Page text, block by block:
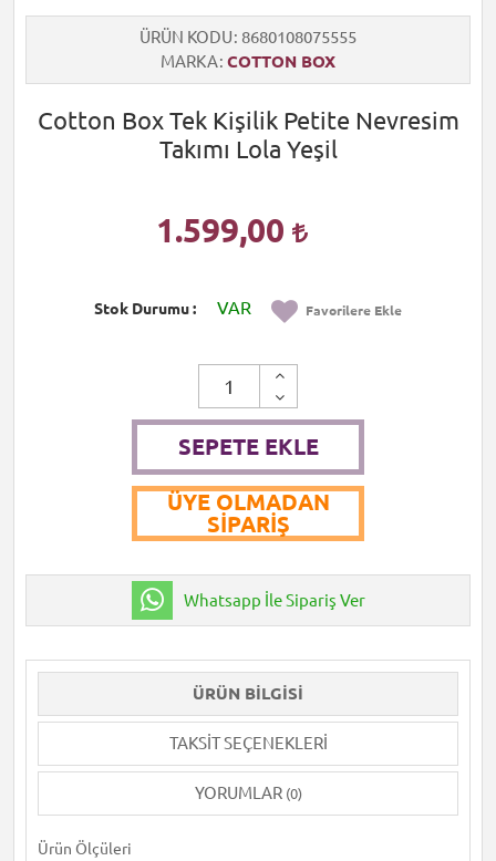
ÜRÜN KODU 8680108075555
MARKA COTTON BOX
Cotton Box Tek Kişilik Petite Nevresim
Takımı Lola Yeşil
1.599,00
Stok Durumu VAR Favorilere Ekle
SEPETE EKLE
ÜYE OLMADAN
SIPARIŞ
Whatsapp İle Sipariş Ver
ÜRÜN BILGISI
TAKSIT SEÇENEKLERI
YORUMLAR (0)
Ürün Ölçüleri